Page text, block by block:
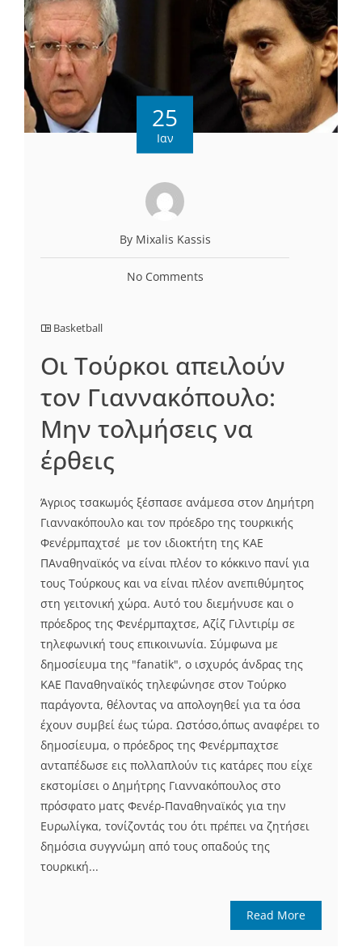
25
Ιαν
By Mixalis Kassis
No Comments
Basketball
Οι Τούρκοι απειλούν
τον Γιαννακόπουλο:
Μην τολμήσεις να
έρθεις
Άγριος τσακωμός ξέσπασε ανάμεσα στον Δημήτρη
Γιαννακόπουλο και τον πρόεδρο της τουρκικής
Φενέρμπαχτσέ με τον ιδιοκτήτη της ΚΑΕ
ΠΑναθηναϊκός να είναι πλέον το κόκκινο πανί για
τους Τούρκους και να είναι πλέον ανεπιθύμητος
στη γειτονική χώρα. Αυτό του διεμήνυσε και ο
πρόεδρος της Φενέρμπαχτσε, Αζίζ Γιλντιρίμ σε
τηλεφωνική τους επικοινωνία. Σύμφωνα με
δημοσίευμα της "fanatik", o ισχυρός άνδρας της
ΚΑΕ Παναθηναϊκός τηλεφώνησε στον Τούρκο
παράγοντα, θέλοντας να απολογηθεί για τα όσα
έχουν συμβεί έως τώρα. Ωστόσο,όπως αναφέρει το
δημοσίευμα, ο πρόεδρος της Φενέρμπαχτσε
ανταπέδωσε εις πολλαπλούν τις κατάρες που είχε
εκστομίσει ο Δημήτρης Γιαννακόπουλος στο
πρόσφατο ματς Φενέρ-Παναθηναϊκός για την
Ευρωλίγκα, τονίζοντάς του ότι πρέπει να ζητήσει
δημόσια συγγνώμη από τους οπαδούς της
τουρκική...
Read More